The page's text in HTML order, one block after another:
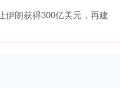
伊朗获得300亿美元，再建